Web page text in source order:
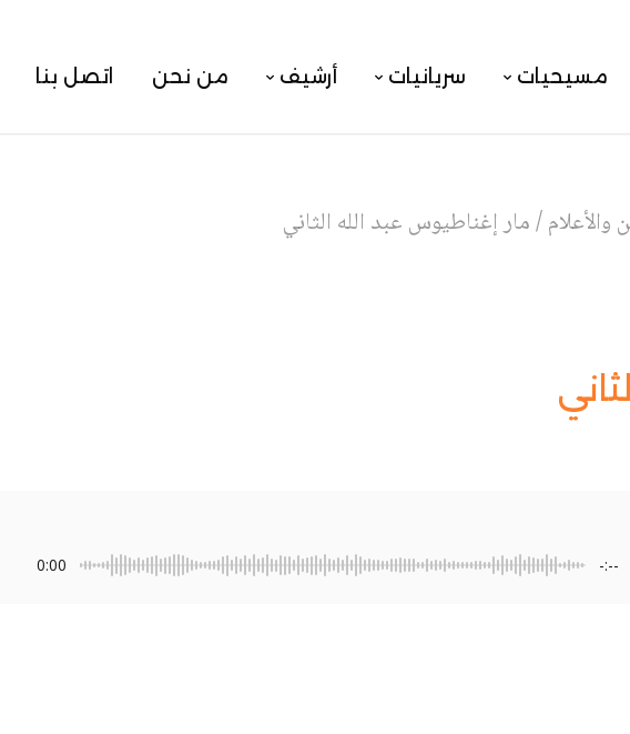
مسيحيات سريانيات أرشيف من نحن اتصل بنا
/مار إغناطيوس عبد الله الثاني
0:00 -:--